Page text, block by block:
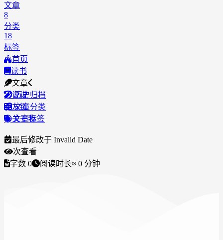
文章
8
分类
18
标签
首页
读书
文章
历史归档
文章分类
文章标签
说说
友链
关于我
最后修改于 Invalid Date
次查看
字数 0 阅读时长≈ 0 分钟